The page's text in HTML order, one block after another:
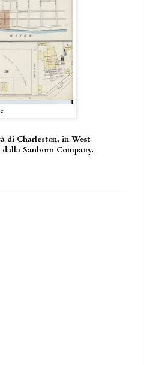
di Charleston, in West
Sanborn Company.